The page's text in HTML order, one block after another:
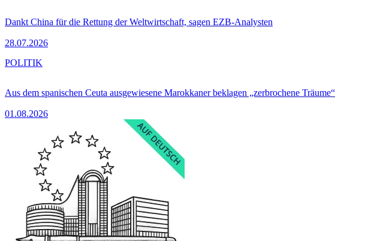
Dankt China für die Rettung der Weltwirtschaft, sagen EZB-Analysten
28.07.2026
Aus dem spanischen Ceuta ausgewiesene Marokkaner beklagen „zerbrochene Träume“
01.08.2026
POLITIK